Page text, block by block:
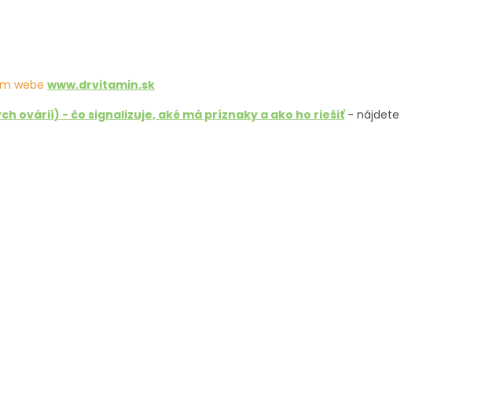
webe www.drvitamin.sk
ovárií) - čo signalizuje, aké má príznaky a ako ho riešiť- nájdete